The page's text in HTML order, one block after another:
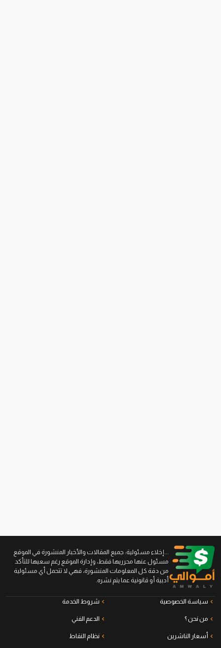
...إخلاء مسئولية: جميع المقالات والأخبار المنشورة في الموقع
مسئول عنها محرريها فقط، وإدارة الموقع رغم سعيها للتأكد
من دقة كل المعلومات المنشورة، فهي لا تتحمل أي مسئولية
أدبية أو قانونية عما يتم نشره.
سياسة الخصوصية شروط الخدمة
من نحن ؟ الدعم الفني
أسعار الناشرين نظام النقاط